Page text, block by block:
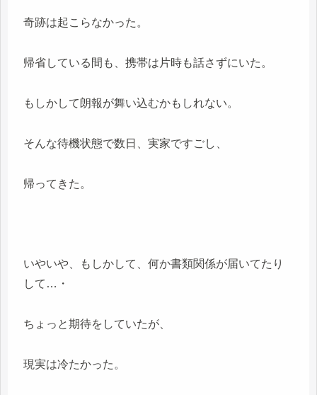
奇跡は起こらなかった。
帰省している間も、携帯は片時も話さずにいた。
もしかして朗報が舞い込むかもしれない。
そんな待機状態で数日、実家ですごし、
帰ってきた。
いやいや、もしかして、何か書類関係が届いてたり
して…・
ちょっと期待をしていたが、
現実は冷たかった。